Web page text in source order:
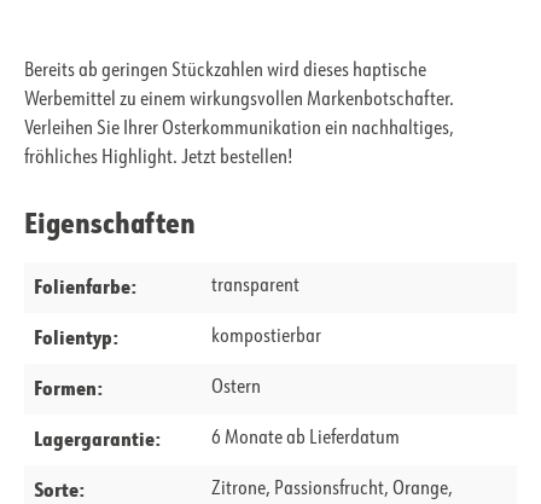
Bereits ab geringen Stückzahlen wird dieses haptische
Werbemittel zu einem wirkungsvollen Markenbotschafter.
Verleihen Sie Ihrer Osterkommunikation ein nachhaltiges,
fröhliches Highlight. Jetzt bestellen!
Eigenschaften
Folienfarbe: transparent
Folientyp: kompostierbar
Formen: Ostern
Lagergarantie: 6 Monate ab Lieferdatum
Sorte:
Zitrone, Passionsfrucht, Orange,